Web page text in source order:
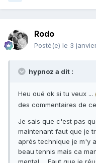
Rodo
Posté(e) le 3
hypnoz a dit :
Heu oué ok si tu veux ...
des commentaires de
Je sais que c'est pas
maintenant faut que je
aprés technique je m'y
beau tennis mais ca
mental ... Faut que je